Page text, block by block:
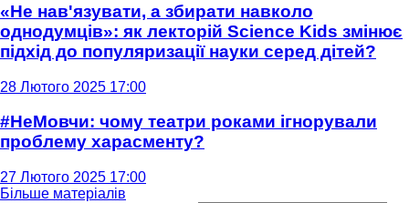
«Не нав'язувати, а збирати навколо
однодумців»: як лекторій Science Kids змінює
підхід до популяризації науки серед дітей?
28 Лютого 2025 17:00
#НеМовчи: чому театри роками ігнорували
проблему харасменту?
27 Лютого 2025 17:00
Більше матеріалів